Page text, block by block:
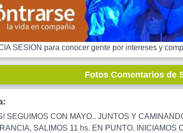
SESION para conocer gente por intereses y
Fotos Comentarios de
SEGUIMOS CON MAYO.. JUNTOS Y
SALIMOS 11 hs. EN PUNTO. INICIAMOS